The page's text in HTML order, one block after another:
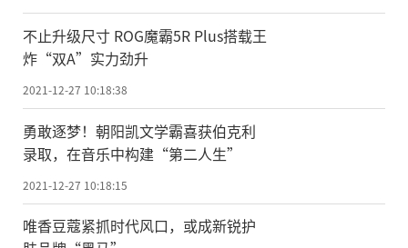
不止升级尺寸 ROG魔霸5R Plus搭载王
炸“双A”实力劲升
2021-12-27 10:18:38
勇敢逐梦！朝阳凯文学霸喜获伯克利
录取，在音乐中构建“第二人生”
2021-12-27 10:18:15
唯香豆蔻紧抓时代风口，或成新锐护